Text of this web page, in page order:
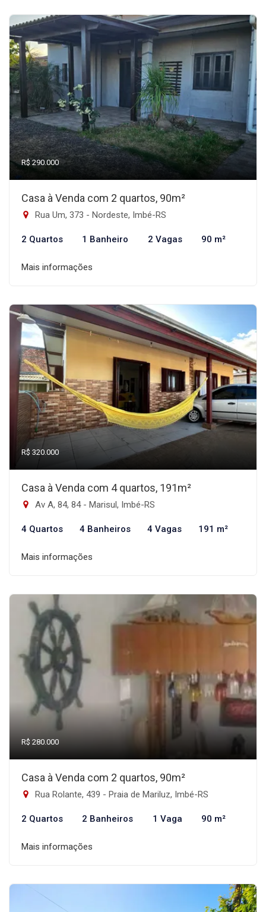
R$ 290.000
Casa à Venda com 2 quartos, 90m²
Rua Um, 373 - Nordeste, Imbé-RS
2 Quartos 1 Banheiro 2 Vagas 90 m²
Mais informações
R$ 320.000
Casa à Venda com 4 quartos, 191m²
Av A, 84, 84 - Marisul, Imbé-RS
4 Quartos 4 Banheiros 4 Vagas 191 m²
Mais informações
R$ 280.000
Casa à Venda com 2 quartos, 90m²
Rua Rolante, 439 - Praia de Mariluz, Imbé-RS
2 Quartos 2 Banheiros 1 Vaga 90 m²
Mais informações